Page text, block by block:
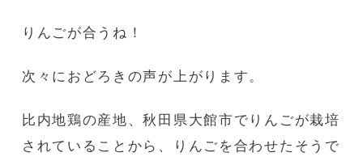
りんごが合うね！
次々におどろきの声が上がります。
比内地鶏の産地、秋田県大館市でりんごが栽培
されていることから、りんごを合わせたそうで